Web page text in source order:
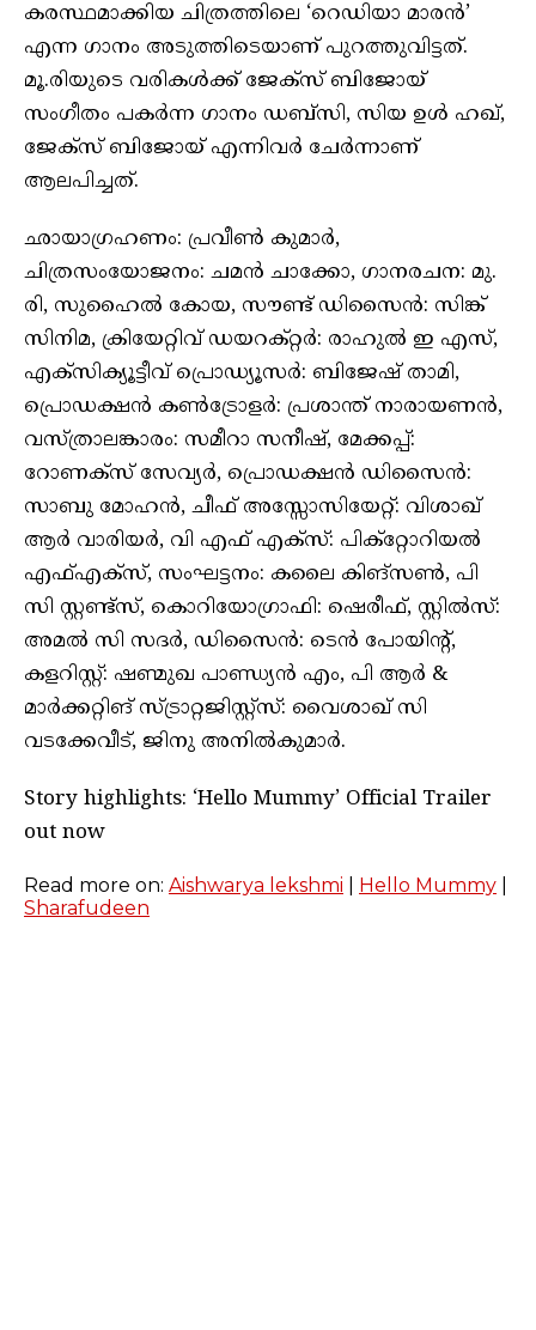
കരസ്ഥമാക്കിയ ചിത്രത്തിലെ ‘റെഡിയാ മാരൻ’
എന്ന ഗാനം അടുത്തിടെയാണ് പുറത്തുവിട്ടത്.
മൂ.രിയുടെ വരികൾക്ക് ജേക്സ് ബിജോയ്
സംഗീതം പകർന്ന ഗാനം ഡബ്‌സി, സിയ ഉൾ ഹഖ്,
ജേക്സ് ബിജോയ് എന്നിവർ ചേർന്നാണ്
ആലപിച്ചത്.
ഛായാഗ്രഹണം: പ്രവീൺ കുമാർ,
ചിത്രസംയോജനം: ചമൻ ചാക്കോ, ഗാനരചന: മു.
രി, സുഹൈൽ കോയ, സൗണ്ട് ഡിസൈൻ: സിങ്ക്
സിനിമ, ക്രിയേറ്റിവ്‌ ഡയറക്റ്റർ: രാഹുൽ ഇ എസ്,
എക്സിക്യൂട്ടീവ് പ്രൊഡ്യൂസർ: ബിജേഷ് താമി,
പ്രൊഡക്ഷൻ കൺട്രോളർ: പ്രശാന്ത് നാരായണൻ,
വസ്ത്രാലങ്കാരം: സമീറാ സനീഷ്, മേക്കപ്പ്:
റോണക്സ് സേവ്യർ, പ്രൊഡക്ഷൻ ഡിസൈൻ:
സാബു മോഹൻ, ചീഫ് അസ്സോസിയേറ്റ്: വിശാഖ്
ആർ വാരിയർ, വി എഫ് എക്സ്: പിക്റ്റോറിയൽ
എഫ്എക്‌സ്, സംഘട്ടനം: കലൈ കിങ്സൺ, പി
സി സ്റ്റണ്ട്സ്, കൊറിയോഗ്രാഫി: ഷെരീഫ്, സ്റ്റിൽസ്:
അമൽ സി സദർ, ഡിസൈൻ: ടെൻ പോയിന്റ്,
കളറിസ്റ്റ്: ഷണ്മുഖ പാണ്ഡ്യൻ എം, പി ആർ &
മാർക്കറ്റിങ് സ്ട്രാറ്റജിസ്റ്റ്‌സ്: വൈശാഖ് സി
വടക്കേവീട്, ജിനു അനിൽകുമാർ.
Story highlights: ‘Hello Mummy’ Official Trailer
out now
Read more on: Aishwarya lekshmi Hello Mummy
Sharafudeen